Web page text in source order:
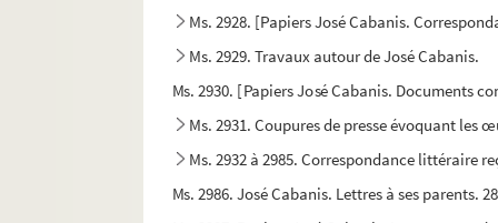
Ms. 2928. [Papiers José Cabanis.
Ms. 2929. Travaux autour de José Cabanis.
Ms. 2930. [Papiers José Cabanis. Documents
Ms. 2931. Coupures de presse évoquant les
Ms. 2932 à 2985. Correspondance littéraire
Ms. 2986. José Cabanis. Lettres à ses parents.